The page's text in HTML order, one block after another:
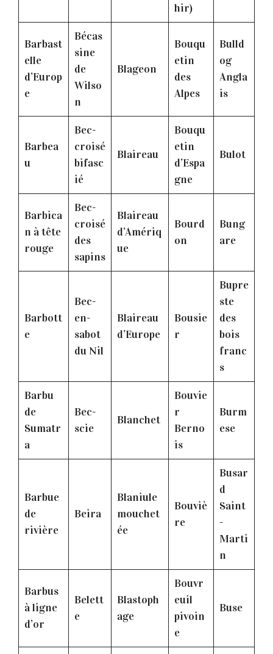
hir)
Barbast
elle
d’Europ
e
Bécas
sine
de
Wilso
n
Blageon
Bouqu
etin
des
Alpes
Bulld
og
Angla
is
Barbea
u
Bec-
croisé
bifasc
ié
Blaireau
Bouqu
etin
d’Espa
gne
Bulot
Barbica
n à tête
rouge
Bec-
croisé
des
sapins
Blaireau
d’Amériq
ue
Bourd
on
Bung
are
Barbott
e
Bec-
en-
sabot
du Nil
Blaireau
d’Europe
Bousie
r
Bupre
ste
des
bois
franc
s
Barbu
de
Sumatr
a
Bec-
scie
Blanchet
Bouvie
r
Berno
is
Burm
ese
Barbue
de
rivière
Beira
Blaniule
mouchet
ée
Bouviè
re
Busar
d
Saint
-
Marti
n
Barbus
à ligne
d’or
Belett
e
Blastoph
age
Bouvr
euil
pivoin
e
Buse